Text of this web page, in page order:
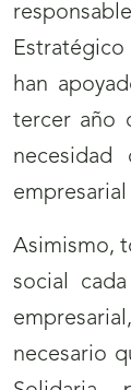
han
tercer año
Asimismo,
social
necesario